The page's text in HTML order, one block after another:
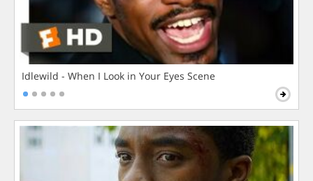
Idlewild - When I Look in Your Eyes Scene